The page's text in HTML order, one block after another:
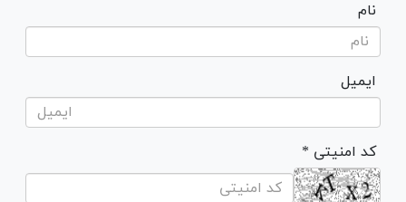
نام
ایمیل
* کد امنیتی